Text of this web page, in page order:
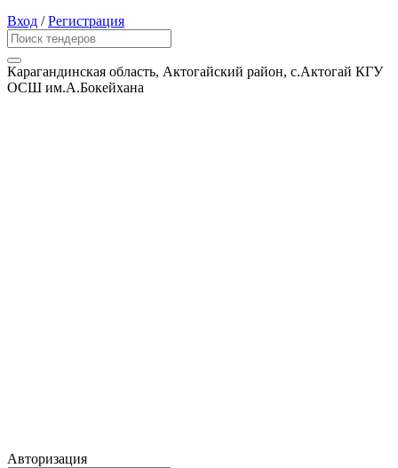
Вход /Регистрация
Карагандинская область, Актогайский район, с.Актогай КГУ
ОСШ им.А.Бокейхана
Авторизация